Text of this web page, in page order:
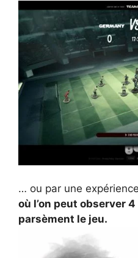
… ou par une
où l’on peut observer
parsèment le jeu.